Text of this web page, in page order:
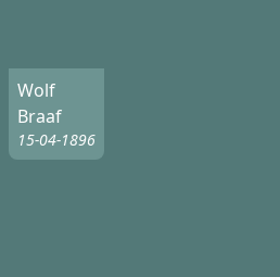
Wolf
Braaf
15-04-1896